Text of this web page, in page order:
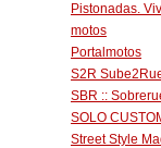
Pistonadas.
motos
Portalmotos
S2R
SBR ::
SOLO
Street Style